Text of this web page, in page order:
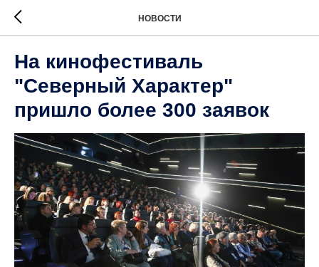
НОВОСТИ
На кинофестиваль
"Северный Характер"
пришло более 300 заявок